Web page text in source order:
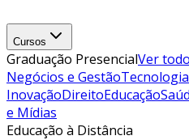
Cursos
Graduação PresencialVer
Negócios e Gestão
InovaçãoDireitoEducação
e Mídias
Educação à Distância